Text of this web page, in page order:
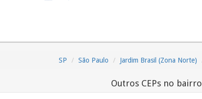
SP São Paulo Jardim Brasil (Zona Norte)
Outros CEPs no bairro